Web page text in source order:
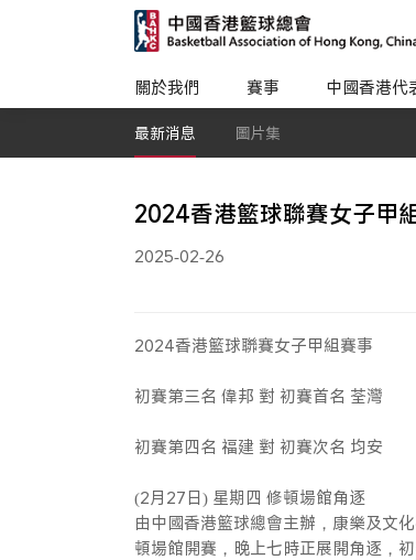
關於我們 賽事 中國香港代
最新消息 圖片集
2024香港籃球聯賽女子甲
2025-02-26
2024香港籃球聯賽女子甲組賽事
初賽第三名 偉邦 對 初賽首名 荃灣
初賽第四名 福建 對 初賽次名 均安
(2月27日) 星期四 修頓場館角逐
由中國香港籃球總會主辦，康樂及文
頓場館開賽，晚上七時正展開角逐，